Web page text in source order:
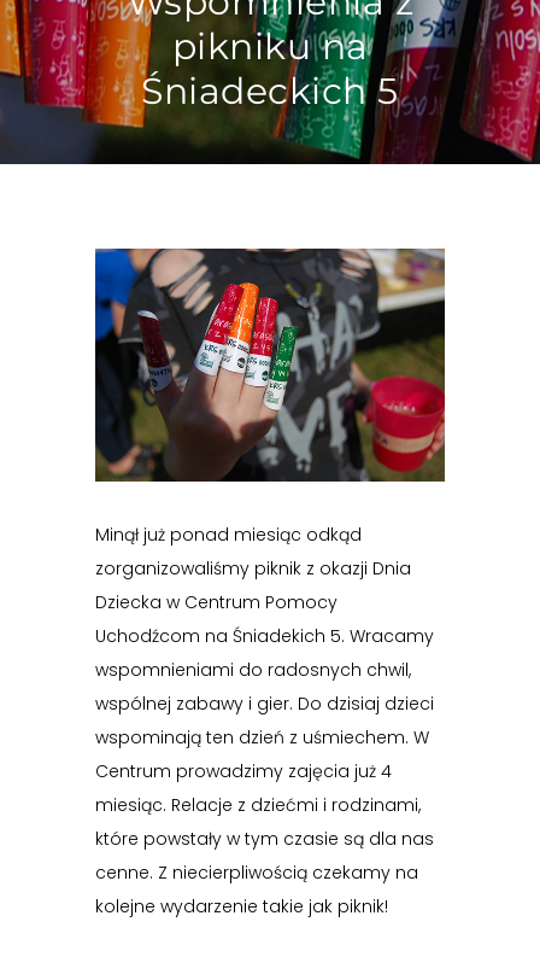
pikniku na
Śniadeckich 5
Minął już ponad miesiąc odkąd
zorganizowaliśmy piknik z okazji Dnia
Dziecka w Centrum Pomocy
Uchodźcom na Śniadekich 5. Wracamy
wspomnieniami do radosnych chwil,
wspólnej zabawy i gier. Do dzisiaj dzieci
wspominają ten dzień z uśmiechem. W
Centrum prowadzimy zajęcia już 4
miesiąc. Relacje z dziećmi i rodzinami,
które powstały w tym czasie są dla nas
cenne. Z niecierpliwością czekamy na
kolejne wydarzenie takie jak piknik!